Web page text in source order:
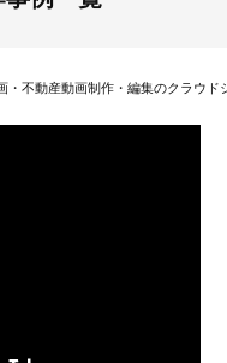
・不動産動画制作・編集のクラウド